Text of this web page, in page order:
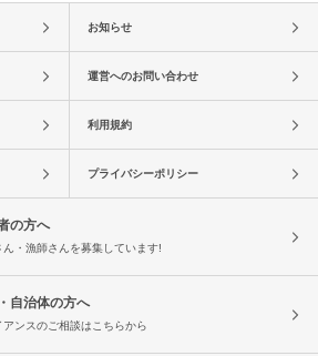
お知らせ
運営へのお問い合わせ
利用規約
プライバシーポリシー
の方へ
ん・漁師さんを募集しています!
自治体の方へ
アンスのご相談はこちらから